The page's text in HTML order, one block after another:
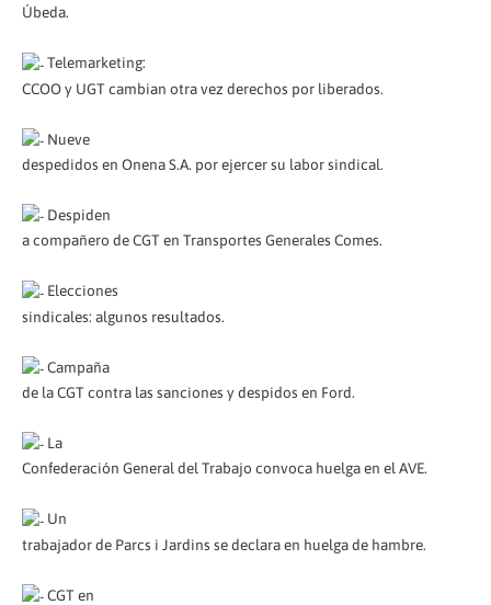
Úbeda.
Telemarketing:
CCOO y UGT cambian otra vez derechos por liberados.
Nueve
despedidos en Onena S.A. por ejercer su labor sindical.
Despiden
a compañero de CGT en Transportes Generales Comes.
Elecciones
sindicales: algunos resultados.
Campaña
de la CGT contra las sanciones y despidos en Ford.
La
Confederación General del Trabajo convoca huelga en el AVE.
Un
trabajador de Parcs i Jardins se declara en huelga de hambre.
CGT en